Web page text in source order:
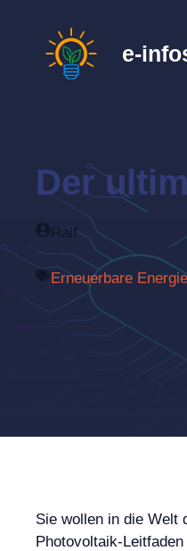
springen
e-
Der
Ralf
Erneuerbare
Sie wollen in die Welt
Photovoltaik-